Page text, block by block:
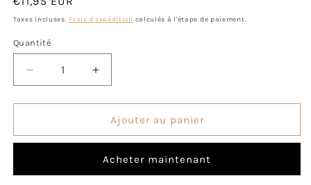
habituel
Taxes incluses. Frais d'expédition calculés à l'étape de paiement.
Quantité
Quantité
Réduire
la
quantité
Porte-
Clés
Augmenter
la
quantité
Porte-
Porte-
Clés
Ajouter au panier
Acheter maintenant